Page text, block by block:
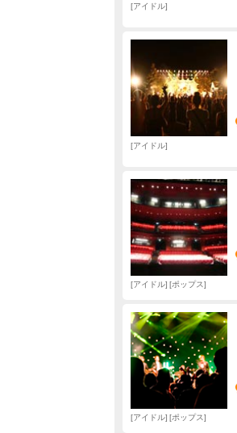
アイドル
アイドル
アイドル ポップス
アイドル ポップス